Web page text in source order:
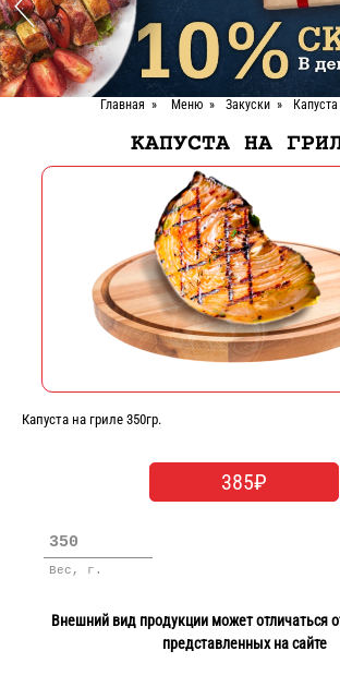
Главная » Меню» Закуски»
КАПУСТА НА
Капуста на гриле 350гр.
385₽
350
Вес, г.
Внешний вид продукции может отличаться
представленных на сайте